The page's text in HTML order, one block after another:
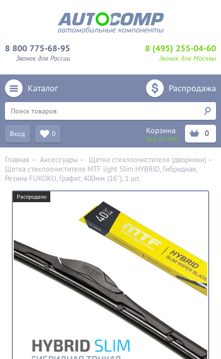
8 800 775-68-95
Звонок для России
8 (495) 255-04-60
Звонок для Москвы
Каталог Распродажа
Вход 0 Корзина
Ваш ID: 3820
0
Главная – Аксессуары – Щетки стеклоочистителя (дворники) –
Щетка стеклоочистителя MTF light Slim HYBRID, Гибридная,
Резина FUKOKU, Графит, 400мм (16''), 1 шт.
Распродано